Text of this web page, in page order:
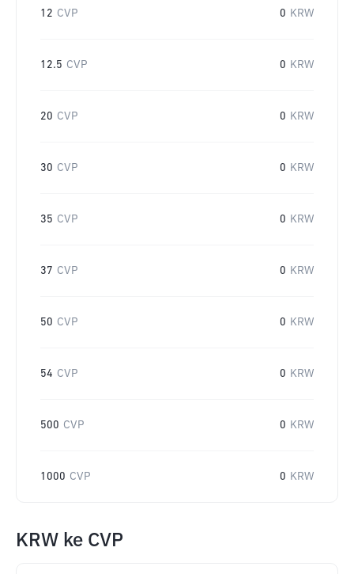
12 CVP 0 KRW
12.5 CVP 0 KRW
20 CVP 0 KRW
30 CVP 0 KRW
35 CVP 0 KRW
37 CVP 0 KRW
50 CVP 0 KRW
54 CVP 0 KRW
500 CVP 0 KRW
1000 CVP 0 KRW
KRW ke CVP